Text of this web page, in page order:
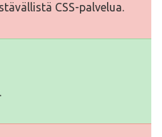
CSS-palvelua.
.